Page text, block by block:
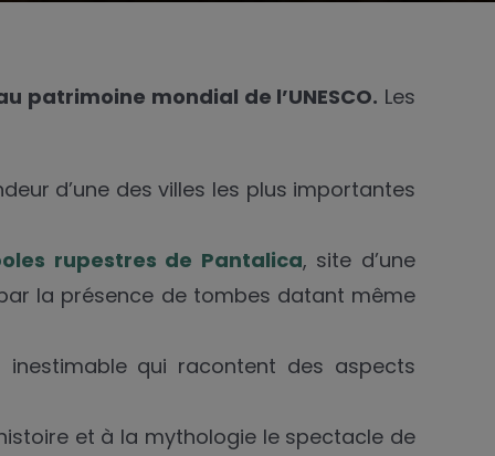
patrimoine mondial de l’UNESCO. Les
d’une des villes les plus importantes
rupestres de Pantalica, site d’une
la présence de tombes datant même
qui racontent des aspects
et à la mythologie le spectacle de